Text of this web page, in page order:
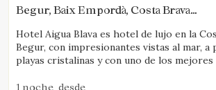
Begur, Baix Empordà, Costa Brava
Hotel Aigua Blava es hotel de lujo en la
Begur, con impresionantes vistas al mar, a
playas cristalinas y con uno de los
1 noche desde